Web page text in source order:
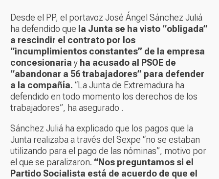
Desde el PP, el portavoz José Ángel Sánchez Juliá
ha defendido que la Junta se ha visto “obligada”
a rescindir el contrato por los
“incumplimientos constantes” de la empresa
concesionariay ha acusado al PSOE de
“abandonar a 56 trabajadores” para defender
a la compañía. “La Junta de Extremadura ha
defendido en todo momento los derechos de los
trabajadores”, ha asegurado .
Sánchez Juliá ha explicado que los pagos que la
Junta realizaba a través del Sexpe “no se estaban
utilizando para el pago de las nóminas”, motivo por
el que se paralizaron. “Nos preguntamos si el
Partido Socialista está de acuerdo de que el